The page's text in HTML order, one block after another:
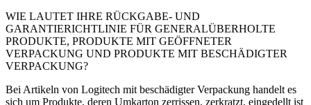
WIE LAUTET IHRE RÜCKGABE- UND
GARANTIERICHTLINIE FÜR GENERALÜBERHOLTE
PRODUKTE, PRODUKTE MIT GEÖFFNETER
VERPACKUNG UND PRODUKTE MIT BESCHÄDIGTER
VERPACKUNG?
Bei Artikeln von Logitech mit beschädigter Verpackung handelt es
sich um Produkte, deren Umkarton zerrissen, zerkratzt, eingedellt ist